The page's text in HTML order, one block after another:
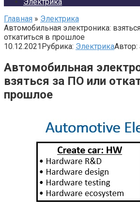
Главная » Электрика
Автомобильная электроника:
откатиться в прошлое
10.12.2021Рубрика: ЭлектрикаАвтор:
Автомобильная
взяться за ПО или
прошлое